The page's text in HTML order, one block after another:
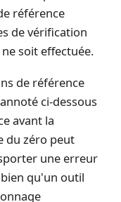
référence
de vérification
soit effectuée.
de référence
ci-dessous
avant la
du zéro peut
une erreur
qu'un outil